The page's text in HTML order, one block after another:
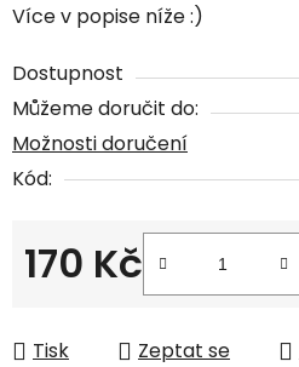
Více v popise níže :)
Dostupnost
Můžeme doručit do:
Možnosti doručení
Kód:
170 Kč
Tisk Zeptat se